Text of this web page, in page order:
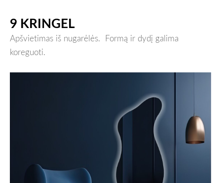
9 KRINGEL
Apšvietimas iš nugarėlės. Formą ir dydį galima
koreguoti.